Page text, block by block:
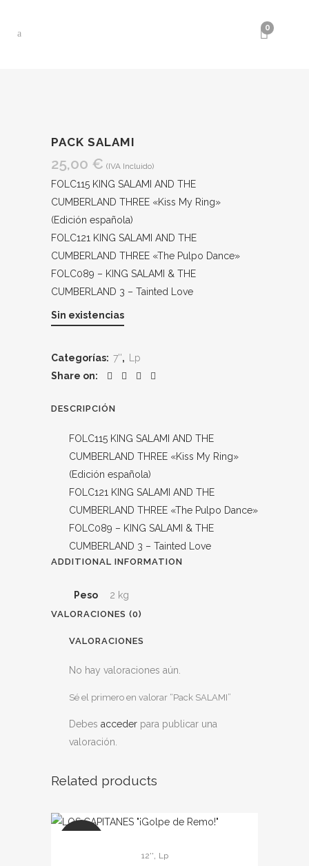
0
PACK SALAMI
25,00 € (IVA Incluido)
FOLC115 KING SALAMI AND THE
CUMBERLAND THREE «Kiss My Ring»
(Edición española)
FOLC121 KING SALAMI AND THE
CUMBERLAND THREE «The Pulpo Dance»
FOLC089 – KING SALAMI & THE
CUMBERLAND 3 – Tainted Love
Sin existencias
Categorías: 7'',
Lp
Share on:
DESCRIPCIÓN
FOLC115 KING SALAMI AND THE
CUMBERLAND THREE «Kiss My Ring»
(Edición española)
FOLC121 KING SALAMI AND THE
CUMBERLAND THREE «The Pulpo Dance»
FOLC089 – KING SALAMI & THE
CUMBERLAND 3 – Tainted Love
ADDITIONAL INFORMATION
Peso 2 kg
VALORACIONES (0)
VALORACIONES
No hay valoraciones aún.
Sé el primero en valorar “Pack SALAMI”
Debes acceder para publicar una
valoración.
Related products
12'' Lp